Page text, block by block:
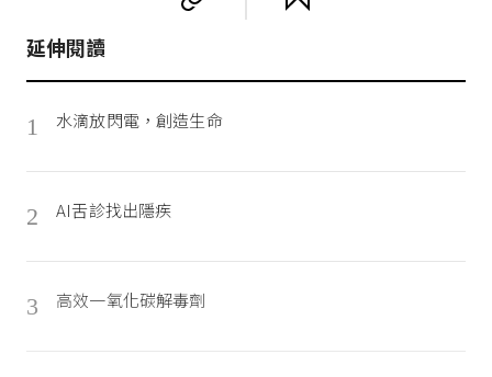
延伸閱讀
1 水滴放閃電，創造生命
2 AI舌診找出隱疾
3 高效一氧化碳解毒劑